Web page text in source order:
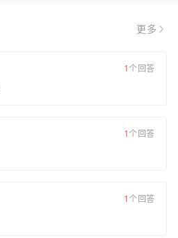
更多
1个回答
1个回答
1个回答